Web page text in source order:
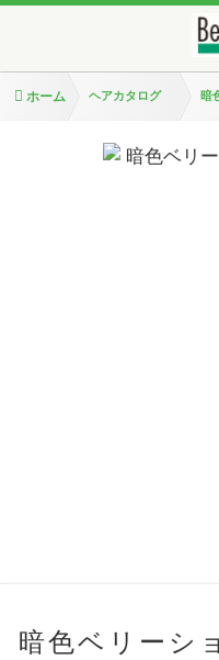
ホーム ヘアカタログ 暗
暗色ベリーシ